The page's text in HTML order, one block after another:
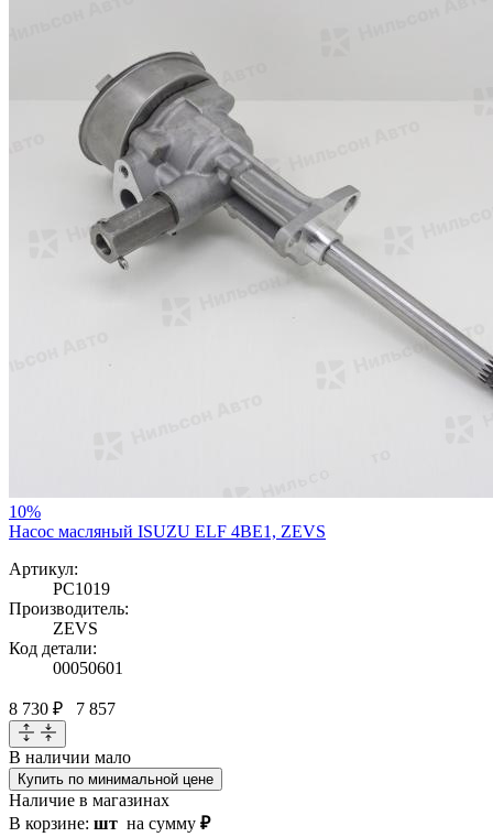
10%
Насос масляный ISUZU ELF 4BE1, ZEVS
Артикул:
PC1019
Производитель:
ZEVS
Код детали:
00050601
8 730 ₽ 7 857
В наличии мало
Купить по минимальной цене
Наличие в магазинах
В корзине: шт на сумму ₽